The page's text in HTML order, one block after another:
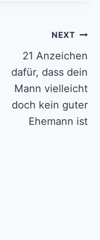
NEXT
21 Anzeichen
dafür, dass dein
Mann vielleicht
doch kein guter
Ehemann ist